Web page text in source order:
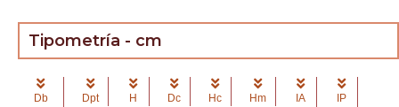
Tipometría - cm
Db Dpt H Dc Hc Hm IA IP